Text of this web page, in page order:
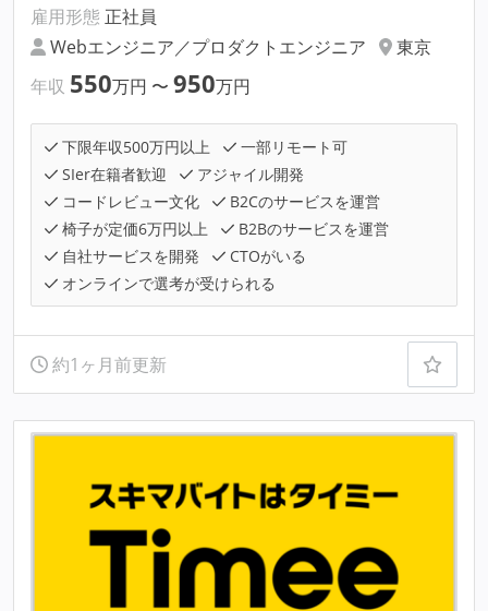
雇用形態 正社員
Webエンジニア／プロダクトエンジニア
東京
年収 550万円 〜 950万円
下限年収500万円以上
一部リモート可
SIer在籍者歓迎
アジャイル開発
コードレビュー文化
B2Cのサービスを運営
椅子が定価6万円以上
B2Bのサービスを運営
自社サービスを開発
CTOがいる
オンラインで選考が受けられる
約1ヶ月前更新